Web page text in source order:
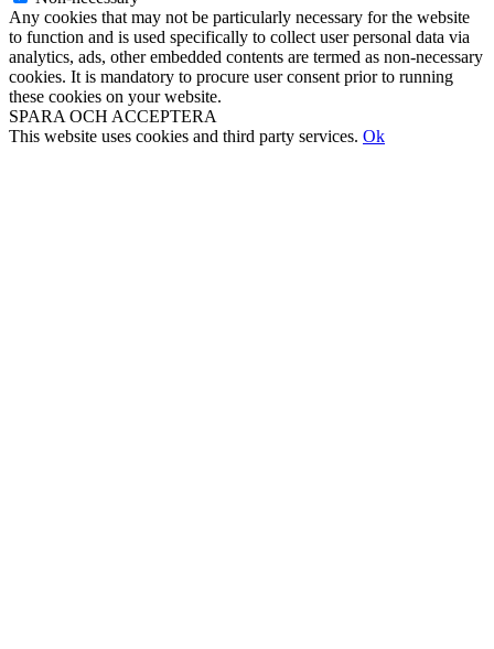
Any cookies that may not be particularly necessary for the website
to function and is used specifically to collect user personal data via
analytics, ads, other embedded contents are termed as non-necessary
cookies. It is mandatory to procure user consent prior to running
these cookies on your website.
SPARA OCH ACCEPTERA
This website uses cookies and third party services. Ok